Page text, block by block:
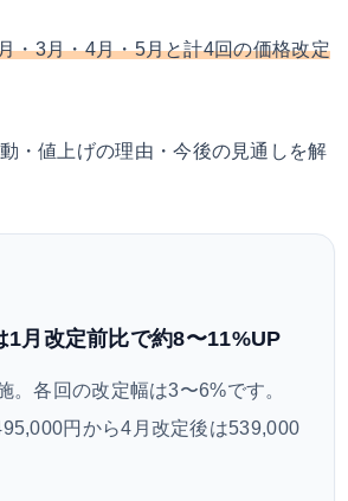
・3月・4月・5月と計4回の価格改定
・値上げの理由・今後の見通しを解
月改定前比で約8〜11%UP
各回の改定幅は3〜6%です。
円から4月改定後は539,000